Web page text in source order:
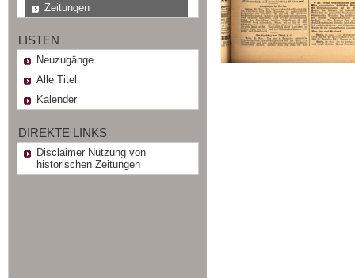
Zeitungen
LISTEN
Neuzugänge
Alle Titel
Kalender
DIREKTE LINKS
Disclaimer Nutzung von
historischen Zeitungen